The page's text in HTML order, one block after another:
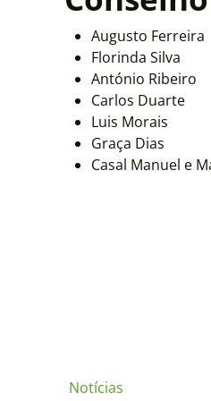
Augusto Ferreira
Florinda Silva
António Ribeiro
Carlos Duarte
Luis Morais
Graça Dias
Casal Manuel e
Notícias